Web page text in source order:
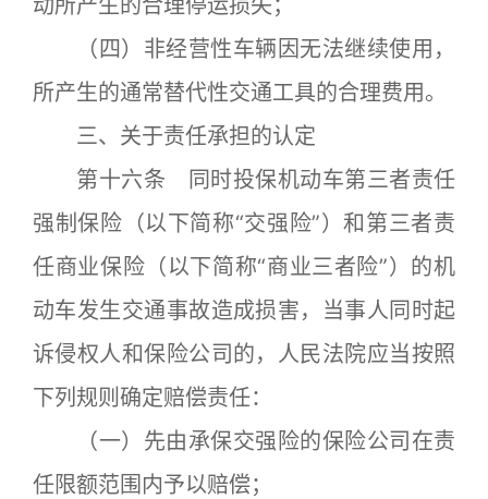
动所产生的合理停运损失；
（四）非经营性车辆因无法继续使用，
所产生的通常替代性交通工具的合理费用。
三、关于责任承担的认定
第十六条 同时投保机动车第三者责任
强制保险（以下简称“交强险”）和第三者责
任商业保险（以下简称“商业三者险”）的机
动车发生交通事故造成损害，当事人同时起
诉侵权人和保险公司的，人民法院应当按照
下列规则确定赔偿责任：
（一）先由承保交强险的保险公司在责
任限额范围内予以赔偿；